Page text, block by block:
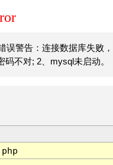
误警告：连接数据库失败
码不对; 2、mysql未启动。